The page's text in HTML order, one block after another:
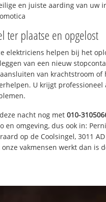
en juiste aarding van uw
ter plaatse en opgelost
elektriciens helpen bij het
van een nieuw
van krachtstroom of
U krijgt
nacht nog met 010-
en omgeving, dus ook in:
op de Coolsingel, 3011
onze vakmensen werkt dan is